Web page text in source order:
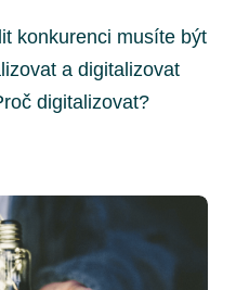
konkurenci musíte být
a digitalizovat
digitalizovat?